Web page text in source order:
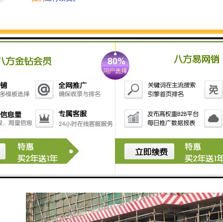
围挡的施工标准
围挡基脚采用M10水泥砂浆砌筑MU10页岩砖砖砌
0.5*0.5的基础，用于增强围挡抗风稳定性；pvc围挡设
业名称、安全、质量、文明施工用语及开发项目商业广
告，严禁张贴、涂写垃圾广告。